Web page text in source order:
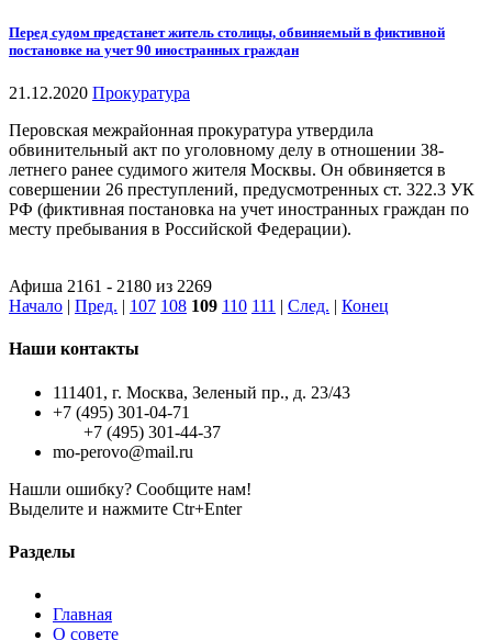
Перед судом предстанет житель столицы, обвиняемый в фиктивной
постановке на учет 90 иностранных граждан
21.12.2020 Прокуратура
Перовская межрайонная прокуратура утвердила
обвинительный акт по уголовному делу в отношении 38-
летнего ранее судимого жителя Москвы. Он обвиняется в
совершении 26 преступлений, предусмотренных ст. 322.3 УК
РФ (фиктивная постановка на учет иностранных граждан по
месту пребывания в Российской Федерации).
Афиша 2161 - 2180 из 2269
Начало | Пред. | 107 108 109 110 111 | След. | Конец
Наши контакты
111401, г. Москва, Зеленый пр., д. 23/43
+7 (495) 301-04-71
+7 (495) 301-44-37
mo-perovo@mail.ru
Нашли ошибку? Сообщите нам!
Выделите и нажмите Ctr+Enter
Разделы
Главная
О совете